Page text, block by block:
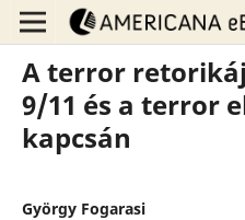
A terror
9/11 és a terror
kapcsán
György Fogarasi